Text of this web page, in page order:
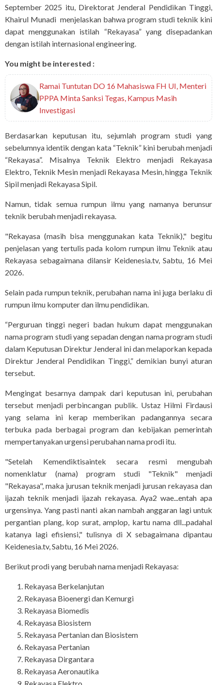
September 2025 itu, Direktorat Jenderal Pendidikan Tinggi,
Khairul Munadi menjelaskan bahwa program studi teknik kini
dapat menggunakan istilah “Rekayasa” yang disepadankan
dengan istilah internasional engineering.
You might be interested :
Ramai Tuntutan DO 16 Mahasiswa FH UI, Menteri
PPPA Minta Sanksi Tegas, Kampus Masih
Investigasi
Berdasarkan keputusan itu, sejumlah program studi yang
sebelumnya identik dengan kata “Teknik” kini berubah menjadi
“Rekayasa”. Misalnya Teknik Elektro menjadi Rekayasa
Elektro, Teknik Mesin menjadi Rekayasa Mesin, hingga Teknik
Sipil menjadi Rekayasa Sipil.
Namun, tidak semua rumpun ilmu yang namanya berunsur
teknik berubah menjadi rekayasa.
"Rekayasa (masih bisa menggunakan kata Teknik)," begitu
penjelasan yang tertulis pada kolom rumpun ilmu Teknik atau
Rekayasa sebagaimana dilansir Keidenesia.tv, Sabtu, 16 Mei
2026.
Selain pada rumpun teknik, perubahan nama ini juga berlaku di
rumpun ilmu komputer dan ilmu pendidikan.
“Perguruan tinggi negeri badan hukum dapat menggunakan
nama program studi yang sepadan dengan nama program studi
dalam Keputusan Direktur Jenderal ini dan melaporkan kepada
Direktur Jenderal Pendidikan Tinggi,” demikian bunyi aturan
tersebut.
Mengingat besarnya dampak dari keputusan ini, perubahan
tersebut menjadi perbincangan publik. Ustaz Hilmi Firdausi
yang selama ini kerap memberikan padangannya secara
terbuka pada berbagai program dan kebijakan pemerintah
mempertanyakan urgensi perubahan nama prodi itu.
"Setelah Kemendiktisaintek secara resmi mengubah
nomenklatur (nama) program studi "Teknik" menjadi
"Rekayasa", maka jurusan teknik menjadi jurusan rekayasa dan
ijazah teknik menjadi ijazah rekayasa. Aya2 wae...entah apa
urgensinya. Yang pasti nanti akan nambah anggaran lagi untuk
pergantian plang, kop surat, amplop, kartu nama dll...padahal
katanya lagi efisiensi," tulisnya di X sebagaimana dipantau
Keidenesia.tv, Sabtu, 16 Mei 2026.
Berikut prodi yang berubah nama menjadi Rekayasa:
Rekayasa Berkelanjutan
Rekayasa Bioenergi dan Kemurgi
Rekayasa Biomedis
Rekayasa Biosistem
Rekayasa Pertanian dan Biosistem
Rekayasa Pertanian
Rekayasa Dirgantara
Rekayasa Aeronautika